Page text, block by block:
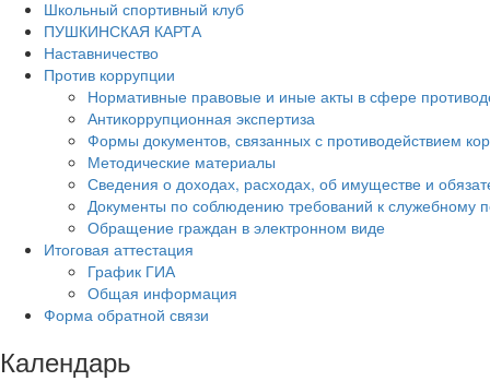
Школьный спортивный клуб
ПУШКИНСКАЯ КАРТА
Наставничество
Против коррупции
Нормативные правовые и иные акты в сфере
Антикоррупционная экспертиза
Формы документов, связанных с противодействием
Методические материалы
Сведения о доходах, расходах, об имуществе и
Документы по соблюдению требований к служебному
Обращение граждан в электронном виде
Итоговая аттестация
График ГИА
Общая информация
Форма обратной связи
Календарь